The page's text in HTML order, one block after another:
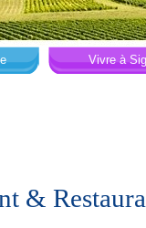
Vivre à
&